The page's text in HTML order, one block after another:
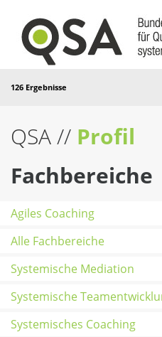
126 Ergebnisse
QSA// Profil
Fachbereiche
Agiles Coaching
Alle Fachbereiche
Systemische Mediation
Systemische
Systemisches Coaching